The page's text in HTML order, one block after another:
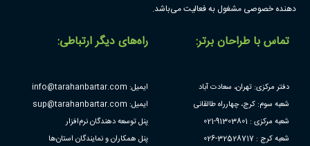
دهنده خصوصی مشغول به فعالیت می‌باشد.
تماس با طراحان برتر:
دفتر مرکزی: تهران، سعادت آباد
شعبه سوم: کرج، چهارراه طالقانی
شعبه مرکزی : 91303801-021
شعبه کرج : 32528717-026
راه‌های دیگر ارتباطی:
ایمیل: info@tarahanbartar.com
ایمیل: sup@tarahanbartar.com
پنل توسعه دهندگان نرم‌افزار
پنل همکاران و نمایندگان استان‌ها